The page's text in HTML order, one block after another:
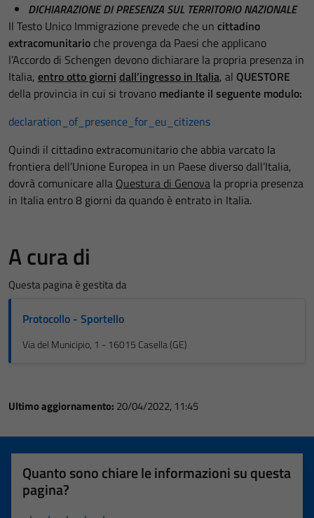
DICHIARAZIONE DI PRESENZA SUL TERRITORIO NAZIONALE
Il Testo Unico Immigrazione prevede che un cittadino
extracomunitario che provenga da Paesi che applicano
l’Accordo di Schengen devono dichiarare la propria presenza in
Italia, entro otto giorni dall’ingresso in Italia, al QUESTORE
della provincia in cui si trovano mediante il seguente modulo:
declaration_of_presence_for_eu_citizens
Quindi il cittadino extracomunitario che abbia varcato la
frontiera dell’Unione Europea in un Paese diverso dall’Italia,
dovrà comunicare alla Questura di Genova la propria presenza
in Italia entro 8 giorni da quando è entrato in Italia.
A cura di
Questa pagina è gestita da
Protocollo - Sportello
Via del Municipio, 1 - 16015 Casella (GE)
Ultimo aggiornamento: 20/04/2022, 11:45
Quanto sono chiare le informazioni su questa
pagina?